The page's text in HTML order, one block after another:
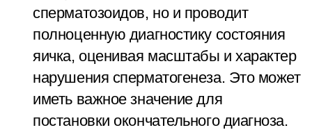
сперматозоидов, но и проводит
полноценную диагностику состояния
яичка, оценивая масштабы и характер
нарушения сперматогенеза. Это может
иметь важное значение для
постановки окончательного диагноза.